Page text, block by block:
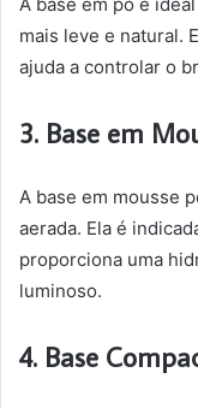
mais leve e natural.
ajuda a controlar o
3. Base em
A base em mousse
aerada. Ela é
proporciona uma
luminoso.
4. Base